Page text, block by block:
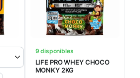
9 disponibles
LIFE PRO WHEY CHOCO
MONKY 2KG